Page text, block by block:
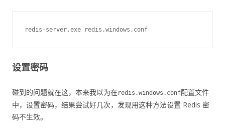
设置密码
碰到的问题就在这，本来我以为在redis.windows.conf配置文件
中，设置密码，结果尝试好几次，发现用这种方法设置 Redis 密
码不生效。